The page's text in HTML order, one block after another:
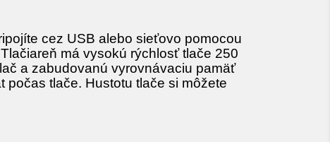
cez USB alebo sieťovo pomocou
má vysokú rýchlosť tlače 250
a zabudovanú vyrovnávaciu pamäť
počas tlače. Hustotu tlače si môžete